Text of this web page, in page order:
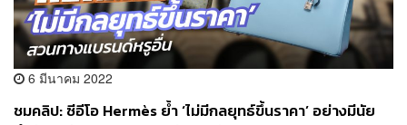
6 มีนาคม 2022
ชมคลิป: ซีอีโอ Hermès ย้ำ ‘ไม่มีกลยุทธ์ขึ้นราคา’ อย่างมีนัย